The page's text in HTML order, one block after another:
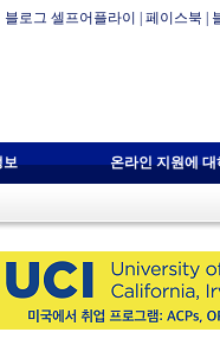
블로그 셀프어플라이 페이스북
보 온라인 지원에 대